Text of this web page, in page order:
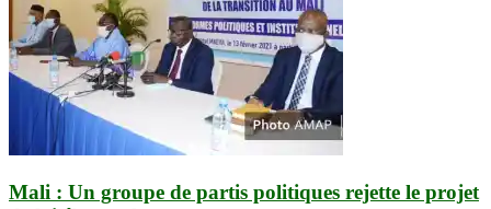
Mali : Un groupe de partis politiques rejette le projet